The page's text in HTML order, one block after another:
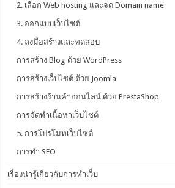
2. เลือก Web hosting และจด Domain name
3. ออกแบบเว็บไซต์
4. ลงมือสร้างและทดสอบ
การสร้าง Blog ด้วย WordPress
การสร้างเว็บไซต์ ด้วย Joomla
การสร้างร้านค้าออนไลน์ ด้วย PrestaShop
การจัดทำเนื้อหาเว็บไซต์
5. การโปรโมทเว็บไซต์
การทำ SEO
เรื่องน่ารู้เกี่ยวกับการทำเว็บ